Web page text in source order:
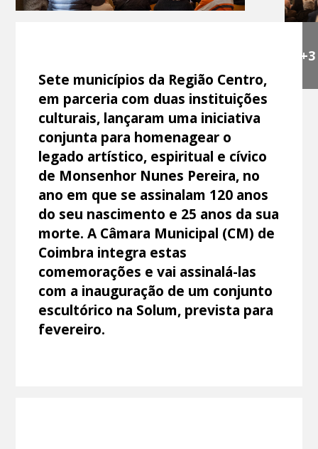
+3
Sete municípios da Região Centro,
em parceria com duas instituições
culturais, lançaram uma iniciativa
conjunta para homenagear o
legado artístico, espiritual e cívico
de Monsenhor Nunes Pereira, no
ano em que se assinalam 120 anos
do seu nascimento e 25 anos da sua
morte. A Câmara Municipal (CM) de
Coimbra integra estas
comemorações e vai assinalá-las
com a inauguração de um conjunto
escultórico na Solum, prevista para
fevereiro.